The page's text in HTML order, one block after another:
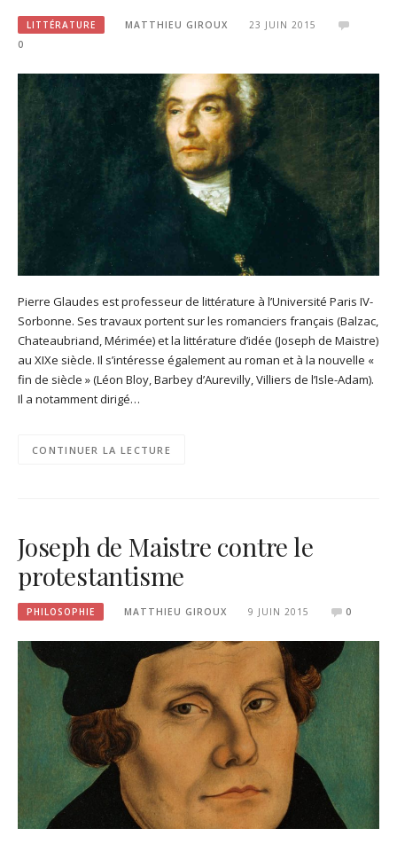
LITTÉRATURE MATTHIEU GIROUX
23 JUIN 2015
0
Pierre Glaudes est professeur de littérature à l’Université Paris IV-
Sorbonne. Ses travaux portent sur les romanciers français (Balzac,
Chateaubriand, Mérimée) et la littérature d’idée (Joseph de Maistre)
au XIXe siècle. Il s’intéresse également au roman et à la nouvelle «
fin de siècle » (Léon Bloy, Barbey d’Aurevilly, Villiers de l’Isle-Adam).
Il a notamment dirigé…
CONTINUER LA LECTURE
Joseph de Maistre contre le
protestantisme
PHILOSOPHIE MATTHIEU GIROUX 9 JUIN 2015 0